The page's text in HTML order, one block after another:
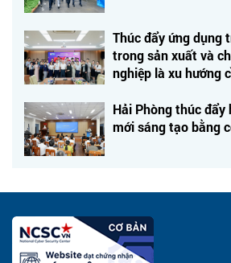
Thúc đẩy ứng dụng
trong sản xuất và
nghiệp là xu hướng
Hải Phòng thúc đẩy
mới sáng tạo bằng